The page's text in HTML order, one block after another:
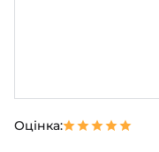
Оцінка: